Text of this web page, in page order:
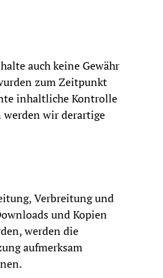
auch keine Gewähr
zum Zeitpunkt
inhaltliche Kontrolle
wir derartige
Verbreitung und
und Kopien
werden die
aufmerksam